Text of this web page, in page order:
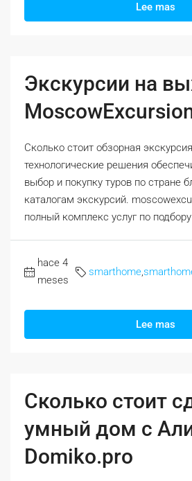
Lee mas
Экскурсии на
Сколько стоит обзорная
технологические решения
выбор и покупку туров по стране
каталогам экскурсий.
полный комплекс услуг по
hace 4
meses
smarthome
Lee mas
Сколько стоит
умный дом с
Domiko.pro